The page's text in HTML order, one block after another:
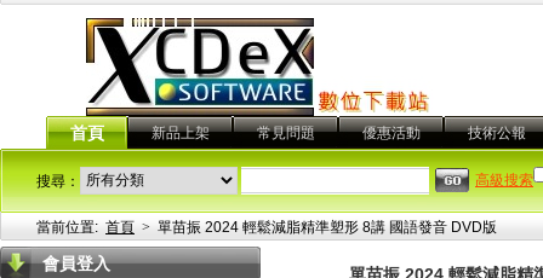
首頁 新品上架 常見問題 優惠活動 技術公報
搜尋： 高級搜索
當前位置: 首頁 > 單苗振 2024 輕鬆減脂精準塑形 8講 國語發音 DVD版
會員登入